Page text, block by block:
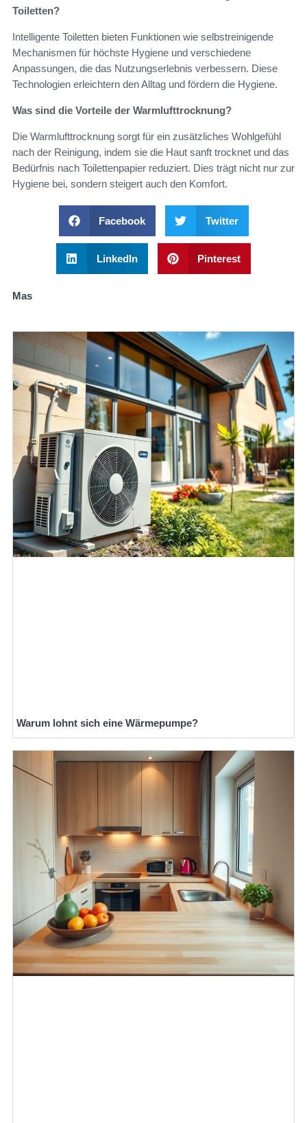
Toiletten?
Intelligente Toiletten bieten Funktionen wie selbstreinigende
Mechanismen für höchste Hygiene und verschiedene
Anpassungen, die das Nutzungserlebnis verbessern. Diese
Technologien erleichtern den Alltag und fördern die Hygiene.
Was sind die Vorteile der Warmlufttrocknung?
Die Warmlufttrocknung sorgt für ein zusätzliches Wohlgefühl
nach der Reinigung, indem sie die Haut sanft trocknet und das
Bedürfnis nach Toilettenpapier reduziert. Dies trägt nicht nur zur
Hygiene bei, sondern steigert auch den Komfort.
Facebook Twitter
LinkedIn Pinterest
Mas
Warum lohnt sich eine Wärmepumpe?